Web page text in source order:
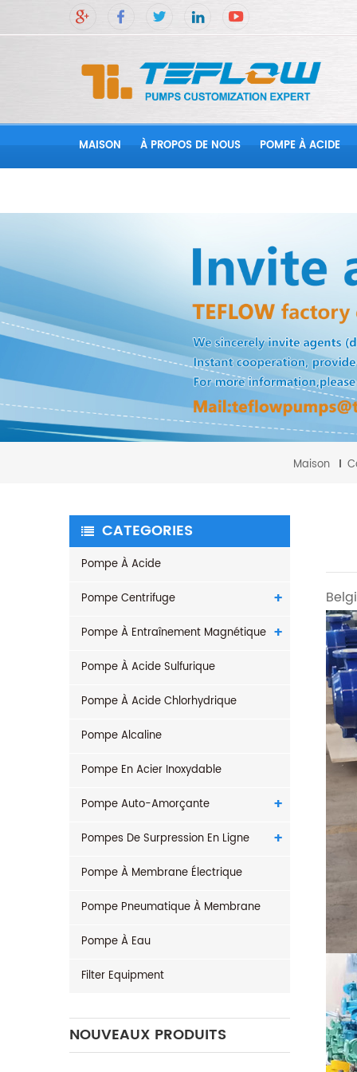
MAISON À PROPOS DE NOUS POMPE À ACIDE
Maison
CATEGORIES
Pompe À Acide
Pompe Centrifuge
Pompe À Entraînement Magnétique
Pompe À Acide Sulfurique
Pompe À Acide Chlorhydrique
Pompe Alcaline
Pompe En Acier Inoxydable
Pompe Auto-Amorçante
Pompes De Surpression En Ligne
Pompe À Membrane Électrique
Pompe Pneumatique À Membrane
Pompe À Eau
Filter Equipment
NOUVEAUX PRODUITS